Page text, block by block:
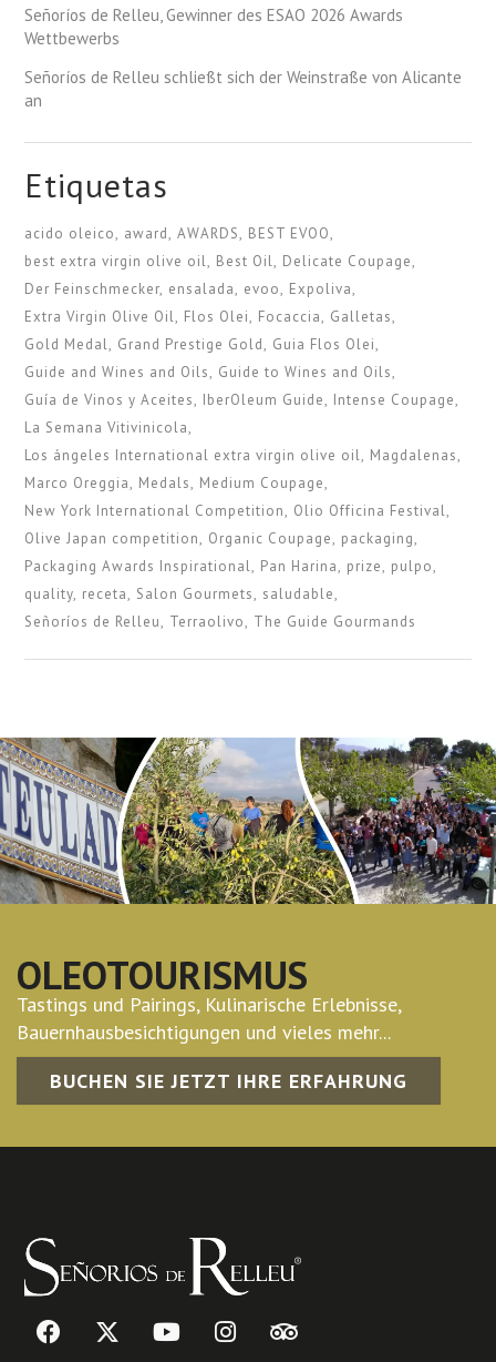
Señoríos de Relleu, Gewinner des ESAO 2026 Awards
Wettbewerbs
Señoríos de Relleu schließt sich der Weinstraße von Alicante
an
Etiquetas
acido oleico award AWARDS BEST EVOO
best extra virgin olive oil Best Oil Delicate Coupage
Der Feinschmecker ensalada evoo Expoliva
Extra Virgin Olive Oil Flos Olei Focaccia Galletas
Gold Medal Grand Prestige Gold Guia Flos Olei
Guide and Wines and Oils Guide to Wines and Oils
Guía de Vinos y Aceites IberOleum Guide Intense Coupage
La Semana Vitivinicola
Los ángeles International extra virgin olive oil Magdalenas
Marco Oreggia Medals Medium Coupage
New York International Competition Olio Officina Festival
Olive Japan competition Organic Coupage packaging
Packaging Awards Inspirational Pan Harina prize pulpo
quality receta Salon Gourmets saludable
Señoríos de Relleu Terraolivo The Guide Gourmands
OLEOTOURISMUS
Tastings und Pairings, Kulinarische Erlebnisse,
Bauernhausbesichtigungen und vieles mehr...
BUCHEN SIE JETZT IHRE ERFAHRUNG